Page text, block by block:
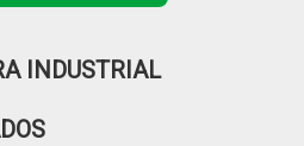
INDUSTRIAL